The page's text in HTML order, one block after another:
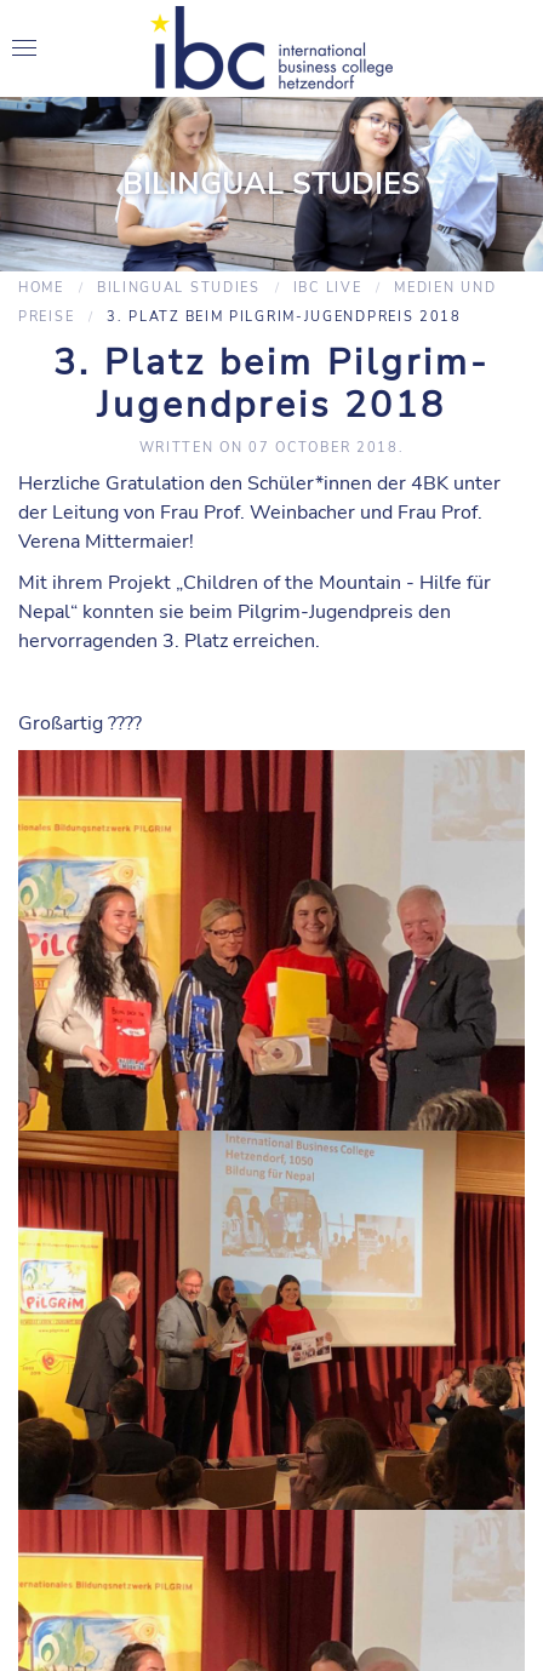
BILINGUAL STUDIES
HOME BILINGUAL STUDIES IBC LIVE
MEDIEN UND
PREISE
3. PLATZ BEIM PILGRIM-JUGENDPREIS 2018
3. Platz beim Pilgrim-
Jugendpreis 2018
WRITTEN ON07 OCTOBER 2018 .
Herzliche Gratulation den Schüler*innen der 4BK unter
der Leitung von Frau Prof. Weinbacher und Frau Prof.
Verena Mittermaier!
Mit ihrem Projekt „Children of the Mountain - Hilfe für
Nepal“ konnten sie beim Pilgrim-Jugendpreis den
hervorragenden 3. Platz erreichen.
Großartig????